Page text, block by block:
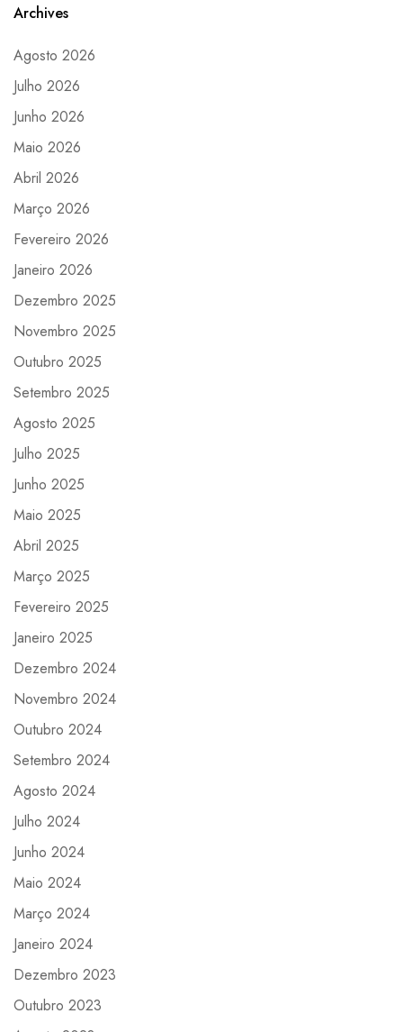
Archives
Agosto 2026
Julho 2026
Junho 2026
Maio 2026
Abril 2026
Março 2026
Fevereiro 2026
Janeiro 2026
Dezembro 2025
Novembro 2025
Outubro 2025
Setembro 2025
Agosto 2025
Julho 2025
Junho 2025
Maio 2025
Abril 2025
Março 2025
Fevereiro 2025
Janeiro 2025
Dezembro 2024
Novembro 2024
Outubro 2024
Setembro 2024
Agosto 2024
Julho 2024
Junho 2024
Maio 2024
Março 2024
Janeiro 2024
Dezembro 2023
Outubro 2023